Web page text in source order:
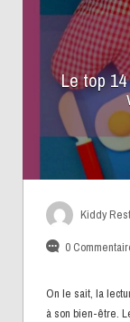
Le top
Kiddy
0
On le sait, la
à son bien-être.